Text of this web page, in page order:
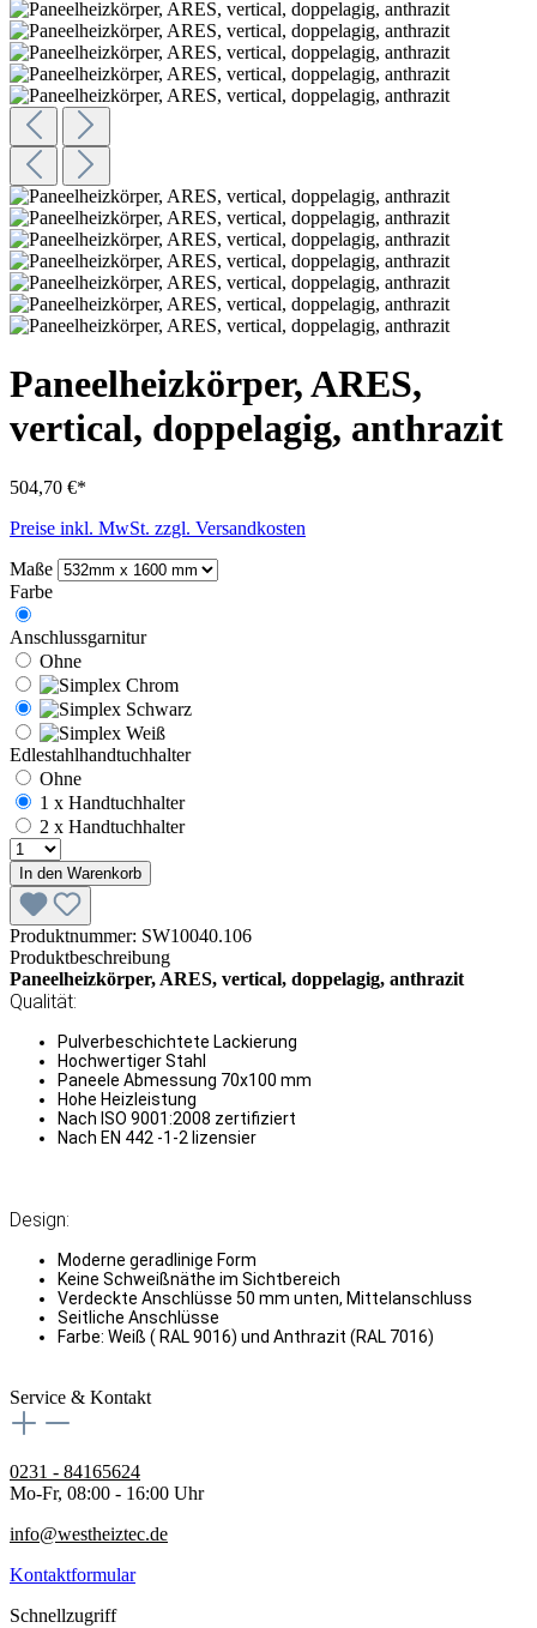
Paneelheizkörper, ARES,
vertical, doppelagig, anthrazit
504,70 €*
Preise inkl. MwSt. zzgl. Versandkosten
Maße
Farbe
Anschlussgarnitur
Ohne
Edlestahlhandtuchhalter
Ohne
1 x Handtuchhalter
2 x Handtuchhalter
In den Warenkorb
Produktnummer: SW10040.106
Produktbeschreibung
Paneelheizkörper, ARES, vertical, doppelagig, anthrazit
Qualität:
Pulverbeschichtete Lackierung
Hochwertiger Stahl
Paneele Abmessung 70x100 mm
Hohe Heizleistung
Nach ISO 9001:2008 zertifiziert
Nach EN 442 -1-2 lizensier
Design:
Moderne geradlinige Form
Keine Schweißnäthe im Sichtbereich
Verdeckte Anschlüsse 50 mm unten, Mittelanschluss
Seitliche Anschlüsse
Farbe: Weiß ( RAL 9016) und Anthrazit (RAL 7016)
Service & Kontakt
0231 - 84165624
Mo-Fr, 08:00 - 16:00 Uhr
info@westheiztec.de
Kontaktformular
Schnellzugriff